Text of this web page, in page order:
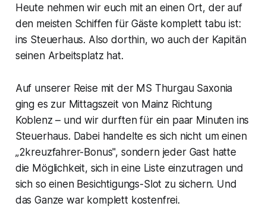
Heute nehmen wir euch mit an einen Ort, der auf
den meisten Schiffen für Gäste komplett tabu ist:
ins Steuerhaus. Also dorthin, wo auch der Kapitän
seinen Arbeitsplatz hat.
Auf unserer Reise mit der MS Thurgau Saxonia
ging es zur Mittagszeit von Mainz Richtung
Koblenz – und wir durften für ein paar Minuten ins
Steuerhaus. Dabei handelte es sich nicht um einen
„2kreuzfahrer-Bonus", sondern jeder Gast hatte
die Möglichkeit, sich in eine Liste einzutragen und
sich so einen Besichtigungs-Slot zu sichern. Und
das Ganze war komplett kostenfrei.